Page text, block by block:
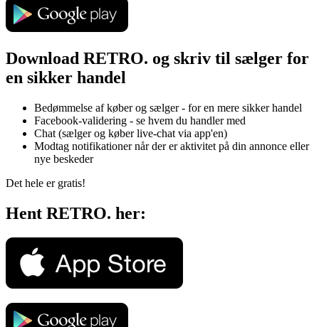
Download RETRO. og skriv til sælger for
en sikker handel
Bedømmelse af køber og sælger - for en mere sikker handel
Facebook-validering - se hvem du handler med
Chat (sælger og køber live-chat via app'en)
Modtag notifikationer når der er aktivitet på din annonce eller
nye beskeder
Det hele er gratis!
Hent RETRO. her: